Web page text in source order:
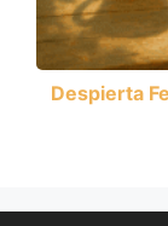
Despierta